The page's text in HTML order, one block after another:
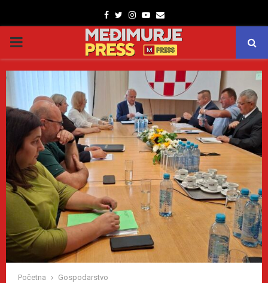
Facebook
TwitterInstagram
Youtube
Email
PRIMARY
MENU
Početna
Gospodarstvo